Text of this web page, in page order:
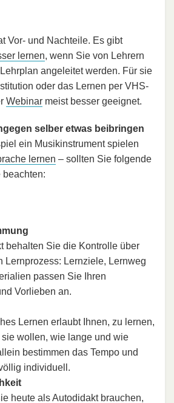
Vor- und Nachteile. Es gibt
lernen, wenn Sie von Lehrern
angeleitet werden. Für sie
oder das Lernen per VHS-
Webinar meist besser geeignet.
selber etwas beibringen
ein Musikinstrument spielen
lernen – sollten Sie folgende
beachten:
behalten Sie die Kontrolle über
Lernprozess: Lernziele, Lernweg
passen Sie Ihren
Vorlieben an.
Lernen erlaubt Ihnen, zu lernen,
wollen, wie lange und wie
bestimmen das Tempo und
individuell.
heute als Autodidakt brauchen,